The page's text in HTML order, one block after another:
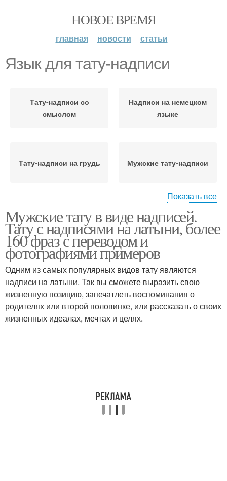
НОВОЕ ВРЕМЯ
главная новости статьи
Язык для тату-надписи
Тату-надписи со
смыслом
Надписи на немецком
языке
Тату-надписи на грудь Мужские тату-надписи
Тату-надписи на руках Тату-надписи на руке
Надписи на языках
Показать все
Мужские тату в виде надписей.
Тату с надписями на латыни, более
160 фраз с переводом и
фотографиями примеров
Одним из самых популярных видов тату являются
надписи на латыни. Так вы сможете выразить свою
жизненную позицию, запечатлеть воспоминания о
родителях или второй половинке, или рассказать о своих
жизненных идеалах, мечтах и целях.